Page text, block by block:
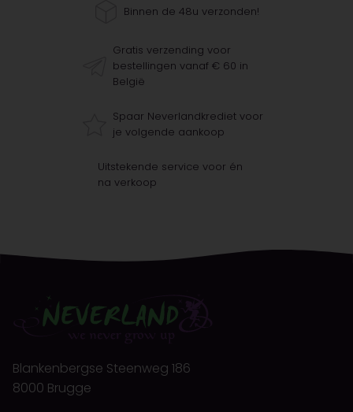
Binnen de 48u verzonden!
Gratis verzending voor
bestellingen vanaf € 60 in
België
Spaar Neverlandkrediet voor
je volgende aankoop
Uitstekende service voor én
na verkoop
Blankenbergse Steenweg 186
8000 Brugge